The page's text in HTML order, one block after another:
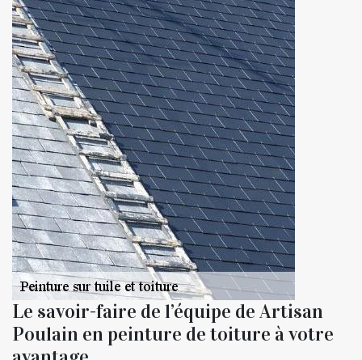
Le savoir-faire de l’équipe de Artisan
Poulain en peinture de toiture à votre